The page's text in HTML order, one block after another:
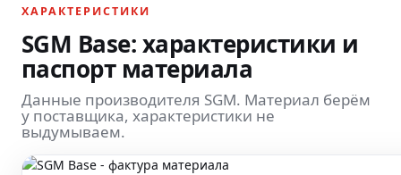
ХАРАКТЕРИСТИКИ
SGM Base: характеристики и
паспорт материала
Данные производителя SGM. Материал берём
у поставщика, характеристики не
выдумываем.